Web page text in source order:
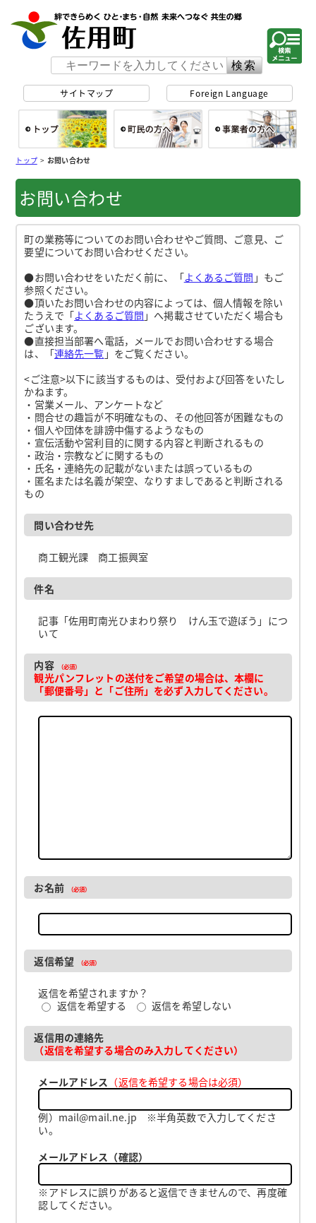
サイトマップ Foreign Language
トップ>お問い合わせ
お問い合わせ
町の業務等についてのお問い合わせやご質問、ご意見、ご
要望についてお問い合わせください。
●お問い合わせをいただく前に、「よくあるご質問 」もご
参照ください。
●頂いたお問い合わせの内容によっては、個人情報を除い
たうえで「よくあるご質問 」へ掲載させていただく場合も
ございます。
●直接担当部署へ電話，メールでお問い合わせする場合
は、「連絡先一覧 」をご覧ください。
<ご注意>以下に該当するものは、受付および回答をいたし
かねます。
・営業メール、アンケートなど
・問合せの趣旨が不明確なもの、その他回答が困難なもの
・個人や団体を誹謗中傷するようなもの
・宣伝活動や営利目的に関する内容と判断されるもの
・政治・宗教などに関するもの
・氏名・連絡先の記載がないまたは誤っているもの
・匿名または名義が架空、なりすましであると判断される
もの
問い合わせ先
商工観光課 商工振興室
件名
記事「佐用町南光ひまわり祭り けん玉で遊ぼう」につ
いて
内容 （必須）
観光パンフレットの送付をご希望の場合は、本欄に
「郵便番号」と「ご住所」を必ず入力してください。
お名前 （必須）
返信希望 （必須）
返信を希望されますか？
返信を希望する
返信を希望しない
返信用の連絡先
（返信を希望する場合のみ入力してください）
メールアドレス （返信を希望する場合は必須）
例）mail@mail.ne.jp ※半角英数で入力してくださ
い。
メールアドレス（確認）
※アドレスに誤りがあると返信できませんので、再度確
認してください。